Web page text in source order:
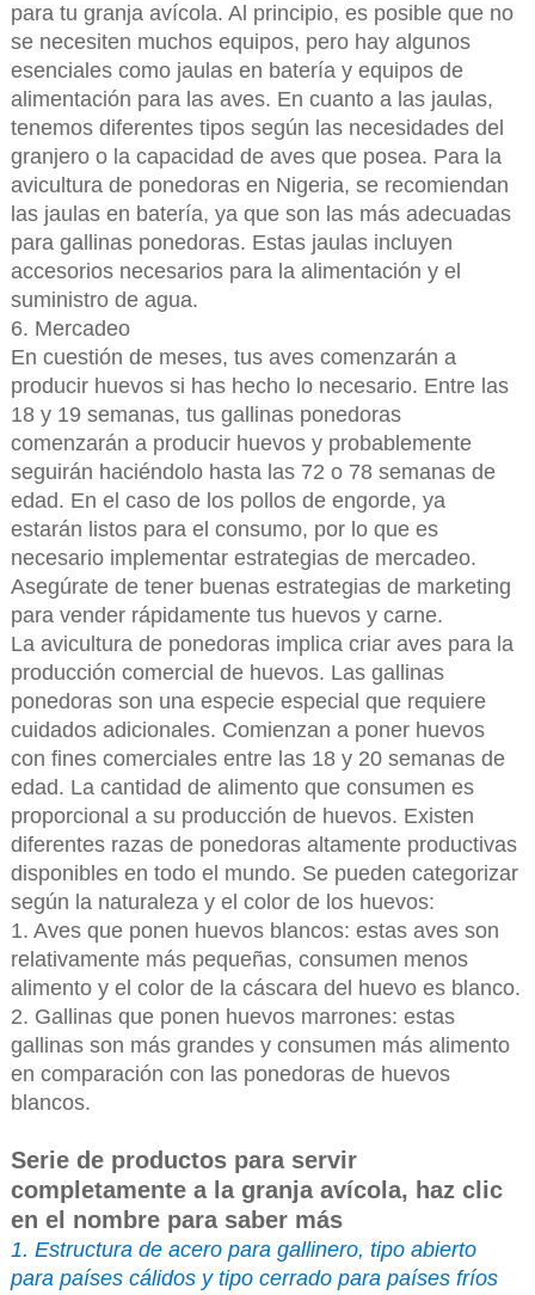
para tu granja avícola. Al principio, es posible que no
se necesiten muchos equipos, pero hay algunos
esenciales como jaulas en batería y equipos de
alimentación para las aves. En cuanto a las jaulas,
tenemos diferentes tipos según las necesidades del
granjero o la capacidad de aves que posea. Para la
avicultura de ponedoras en Nigeria, se recomiendan
las jaulas en batería, ya que son las más adecuadas
para gallinas ponedoras. Estas jaulas incluyen
accesorios necesarios para la alimentación y el
suministro de agua.
6. Mercadeo
En cuestión de meses, tus aves comenzarán a
producir huevos si has hecho lo necesario. Entre las
18 y 19 semanas, tus gallinas ponedoras
comenzarán a producir huevos y probablemente
seguirán haciéndolo hasta las 72 o 78 semanas de
edad. En el caso de los pollos de engorde, ya
estarán listos para el consumo, por lo que es
necesario implementar estrategias de mercadeo.
Asegúrate de tener buenas estrategias de marketing
para vender rápidamente tus huevos y carne.
La avicultura de ponedoras implica criar aves para la
producción comercial de huevos. Las gallinas
ponedoras son una especie especial que requiere
cuidados adicionales. Comienzan a poner huevos
con fines comerciales entre las 18 y 20 semanas de
edad. La cantidad de alimento que consumen es
proporcional a su producción de huevos. Existen
diferentes razas de ponedoras altamente productivas
disponibles en todo el mundo. Se pueden categorizar
según la naturaleza y el color de los huevos:
1. Aves que ponen huevos blancos: estas aves son
relativamente más pequeñas, consumen menos
alimento y el color de la cáscara del huevo es blanco.
2. Gallinas que ponen huevos marrones: estas
gallinas son más grandes y consumen más alimento
en comparación con las ponedoras de huevos
blancos.
Serie de productos para servir
completamente a la granja avícola, haz clic
en el nombre para saber más
1. Estructura de acero para gallinero, tipo abierto
para países cálidos y tipo cerrado para países fríos